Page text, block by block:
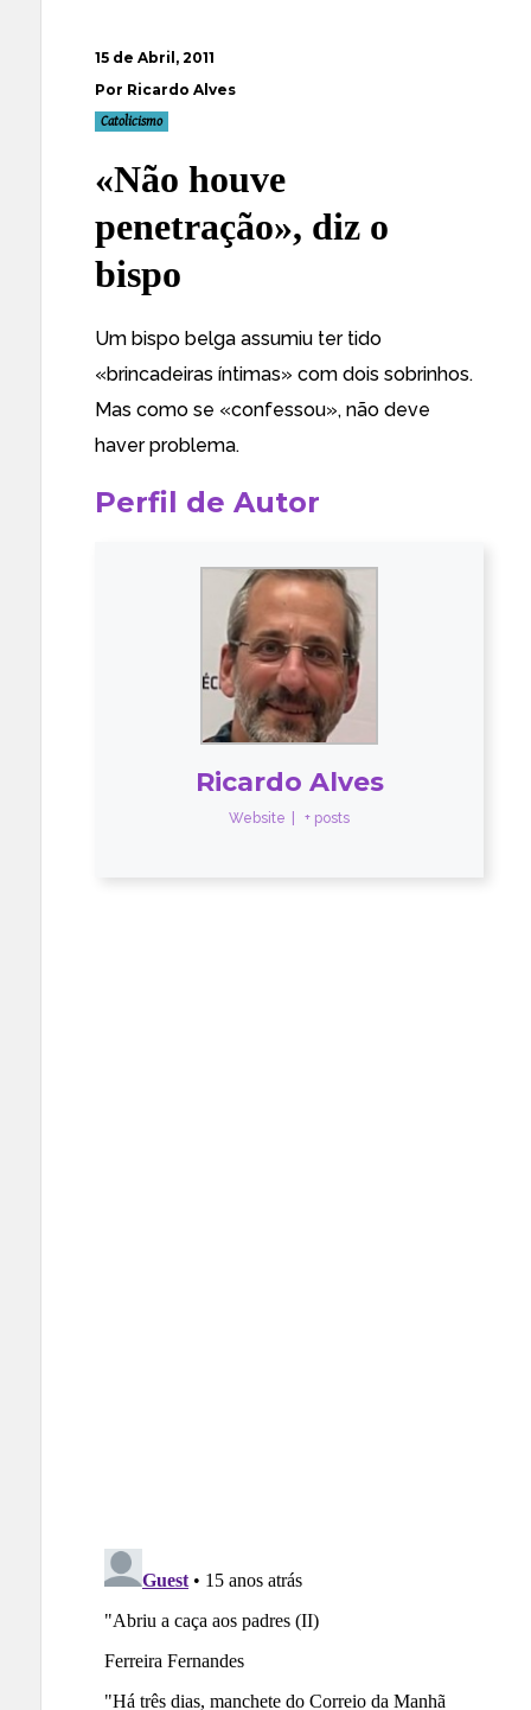
15 de Abril, 2011
Por Ricardo Alves
Catolicismo
«Não houve
penetração», diz o
bispo
Um bispo belga assumiu ter tido
«brincadeiras íntimas» com dois sobrinhos.
Mas como se «confessou», não deve
haver problema.
Perfil de Autor
Ricardo Alves
Website + posts